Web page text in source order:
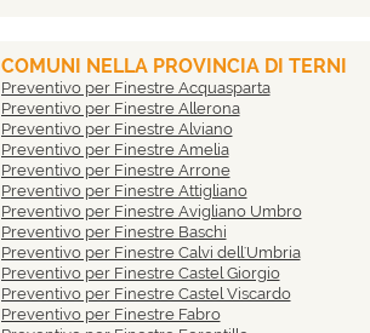
Preventivo per Finestre Catania
Preventivo per Finestre Catanzaro
Preventivo per Finestre Chieti
Preventivo per Finestre Como
Preventivo per Finestre Cosenza
Preventivo per Finestre Cremona
Preventivo per Finestre Crotone
Preventivo per Finestre Cuneo
Preventivo per Finestre Enna
Preventivo per Finestre Fermo
Preventivo per Finestre Ferrara
Preventivo per Finestre Firenze
Preventivo per Finestre Foggia
COMUNI NELLA PROVINCIA DI TERNI
Preventivo per Finestre Acquasparta
Preventivo per Finestre Allerona
Preventivo per Finestre Alviano
Preventivo per Finestre Amelia
Preventivo per Finestre Arrone
Preventivo per Finestre Attigliano
Preventivo per Finestre Avigliano Umbro
Preventivo per Finestre Baschi
Preventivo per Finestre Calvi dell'Umbria
Preventivo per Finestre Castel Giorgio
Preventivo per Finestre Castel Viscardo
Preventivo per Finestre Fabro